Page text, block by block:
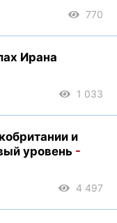
770
Ирана
1 033
и
уровень -
4 497